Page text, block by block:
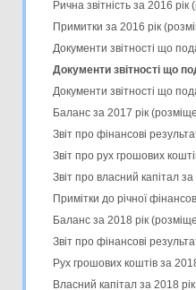
Рична звітність за 2016
Примитки за 2016 рік
Документи звітності що
Документи звітності що
Документи звітності що
Баланс за 2017 рік
Звіт про фінансові
Звіт про рух грошових
Звіт про власний капітал
Примітки до річної
Баланс за 2018 рік
Звіт про фінансові
Рух грошових коштів за
Власний капітал за 2018